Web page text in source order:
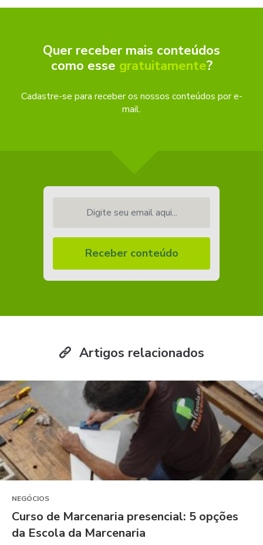
Quer receber mais conteúdos
como esse gratuitamente?
Cadastre-se para receber os nossos conteúdos por e-
mail.
Receber conteúdo
Artigos relacionados
NEGÓCIOS
Curso de Marcenaria presencial: 5 opções
da Escola da Marcenaria